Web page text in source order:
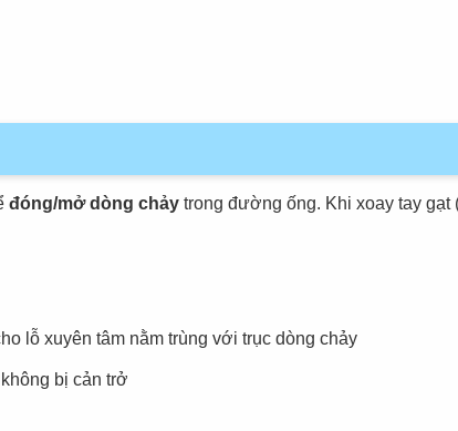
đóng/mở dòng chảy trong đường ống. Khi xoay tay gạt
lỗ xuyên tâm nằm trùng với trục dòng chảy
bị cản trở